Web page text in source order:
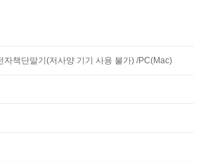
책단말기(저사양 기기 사용 불가) /PC(Mac)